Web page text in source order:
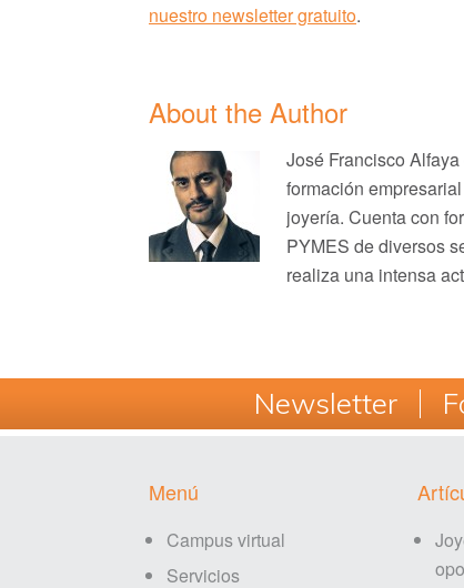
nuestro newsletter gratuito.
About the Author
José Francisco
formación
joyería. Cuenta con
PYMES de diversos
realiza una intensa
Newsletter
Menú
Campus virtual
Servicios